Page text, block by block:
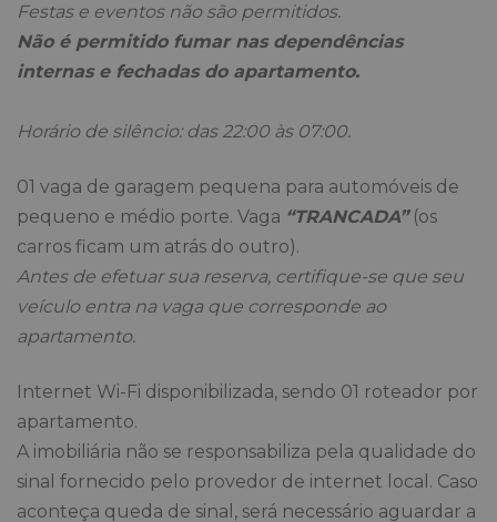
Festas e eventos não são permitidos.
Não é permitido fumar nas dependências
internas e fechadas do apartamento.
Horário de silêncio: das 22:00 às 07:00.
01 vaga de garagem pequena para automóveis de
pequeno e médio porte. Vaga “TRANCADA”(os
carros ficam um atrás do outro).
Antes de efetuar sua reserva, certifique-se que seu
veículo entra na vaga que corresponde ao
apartamento.
Internet Wi-Fi disponibilizada, sendo 01 roteador por
apartamento.
A imobiliária não se responsabiliza pela qualidade do
sinal fornecido pelo provedor de internet local. Caso
aconteça queda de sinal, será necessário aguardar a